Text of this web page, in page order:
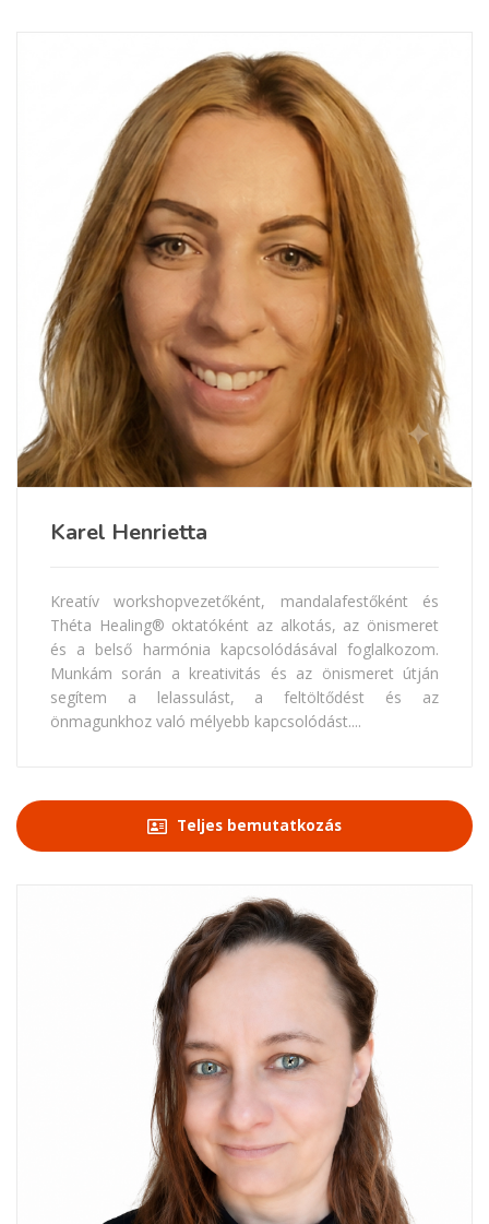
Karel Henrietta
Kreatív workshopvezetőként, mandalafestőként és
Théta Healing® oktatóként az alkotás, az önismeret
és a belső harmónia kapcsolódásával foglalkozom.
Munkám során a kreativitás és az önismeret útján
segítem a lelassulást, a feltöltődést és az
önmagunkhoz való mélyebb kapcsolódást....
Teljes bemutatkozás